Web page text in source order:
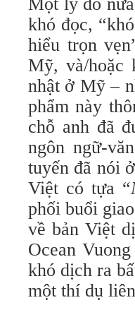
khó đọc,
hiểu trọn
Mỹ, và/hoặc
nhật ở Mỹ –
phẩm này
chỗ anh đã
ngôn ngữ-
tuyến đã nói
Việt có tựa “
phối buổi
về bản Việt
Ocean
khó dịch ra
một thí dụ